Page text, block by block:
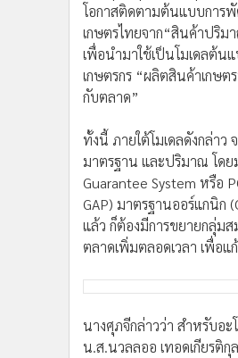
โอกาสติดตามต้นแบบการ
เกษตรไทยจาก“สินค้าปริม
เพื่อนำมาใช้เป็นโมเดลต้น
เกษตรกร “ผลิตสินค้าเกษ
กับตลาด”
ทั้งนี้ ภายใต้โมเดลดังกล่า
มาตรฐาน และปริมาณ โดย
Guarantee System หรือ
GAP) มาตรฐานออร์แกนิก
แล้ว ก็ต้องมีการขยายกลุ่ม
ตลาดเพิ่มตลอดเวลา เพื่อ
นางศุภจีกล่าวว่า สำหรับอ
น.ส.นวลลออ เทอดเกียรติ